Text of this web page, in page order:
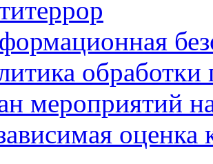
мероприятий
оценка